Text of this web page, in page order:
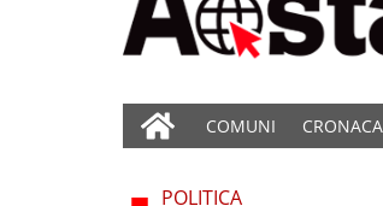
COMUNI CRONACA
POLITICA